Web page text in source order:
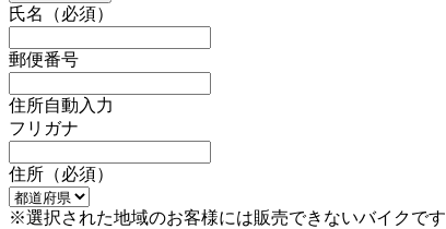
氏名 （必須）
郵便番号
住所自動入力
フリガナ
住所 （必須）
※選択された地域のお客様には販売できないバイクです